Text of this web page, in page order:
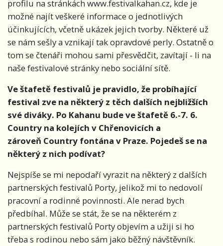
profilu na stránkách www.festivalkahan.cz, kde je
možné najít veškeré informace o jednotlivých
účinkujících, včetně ukázek jejich tvorby. Některé už
se nám sešly a vznikají tak opravdové perly. Ostatně o
tom se čtenáři mohou sami přesvědčit, zavítají - li na
naše festivalové stránky nebo sociální sítě.
Ve štafetě festivalů je pravidlo, že probíhající
festival zve na některý z těch dalších nejbližších
své diváky. Po Kahanu bude ve štafetě 6.-7. 6.
Country na kolejích v Chřenovicích a
zároveň Country fontána v Praze. Pojedeš se na
některý z nich podívat?
Nejspíše se mi nepodaří vyrazit na některý z dalších
partnerských festivalů Porty, jelikož mi to nedovolí
pracovní a rodinné povinnosti. Ale nerad bych
předbíhal. Může se stát, že se na některém z
partnerských festivalů Porty objevím a užiji si ho
třeba s rodinou nebo sám jako běžný návštěvník.